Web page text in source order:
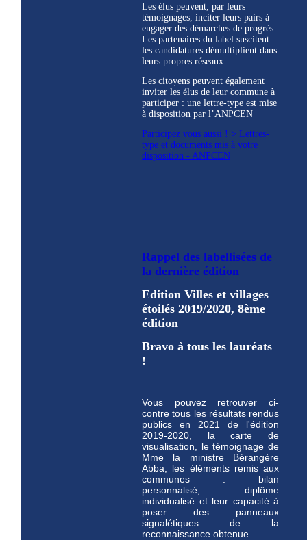
Les élus peuvent, par leurs
témoignages, inciter leurs pairs à
engager des démarches de progrès.
Les partenaires du label suscitent
les candidatures démultiplient dans
leurs propres réseaux.
Les citoyens peuvent également
inviter les élus de leur commune à
participer : une lettre-type est mise
à disposition par l’ANPCEN
Participez vous aussi ! > Lettres-
type et documents mis à votre
disposition - ANPCEN
Rappel des labellisées de
la dernière édition
Edition Villes et villages
étoilés 2019/2020, 8ème
édition
Bravo à tous les lauréats
!
Vous pouvez retrouver ci-
contre tous les résultats rendus
publics en 2021 de l'édition
2019-2020, la carte de
visualisation, le témoignage de
Mme la ministre Bérangère
Abba, les éléments remis aux
communes : bilan
personnalisé, diplôme
individualisé et leur capacité à
poser des panneaux
signalétiques de la
reconnaissance obtenue.